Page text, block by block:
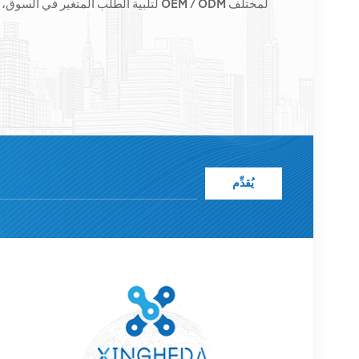
الشاملة مثل النقل وإمدادات الطاقة والوحدات
لتلبية الطلب المتغير في طلبات الأعمال المخصصة OEM / ODM
يُقدِّم